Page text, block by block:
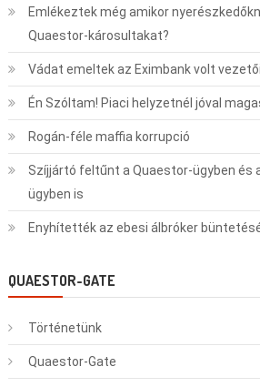
Emlékeztek még amikor
Quaestor-károsultakat?
Vádat emeltek az Eximbank volt vezetői
Én Szóltam! Piaci helyzetnél jóval
Rogán-féle maffia korrupció
Szíjjártó feltűnt a Quaestor-ügyben és
ügyben is
Enyhítették az ebesi álbróker
QUAESTOR-GATE
Történetünk
Quaestor-Gate